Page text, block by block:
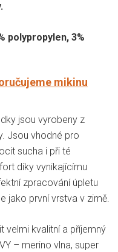
polypropylen, 3%
mikinu
jsou vyrobeny z
Jsou vhodné pro
sucha i při té
díky vynikajícímu
zpracování úpletu
jako první vrstva v zimě.
velmi kvalitní a příjemný
– merino vlna, super